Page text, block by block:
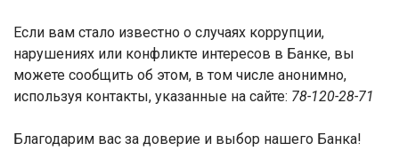
Если вам стало известно о случаях коррупции,
нарушениях или конфликте интересов в Банке, вы
можете сообщить об этом, в том числе анонимно,
используя контакты, указанные на сайте: 78-120-28-71
Благодарим вас за доверие и выбор нашего Банка!